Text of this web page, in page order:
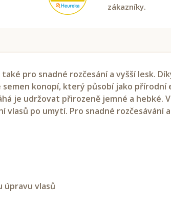
zákazníky.
pro snadné rozčesání a vyšší lesk.
konopí, který působí jako přírodní
je udržovat přirozeně jemné a hebké.
po umytí. Pro snadné rozčesávání
úpravu vlasů